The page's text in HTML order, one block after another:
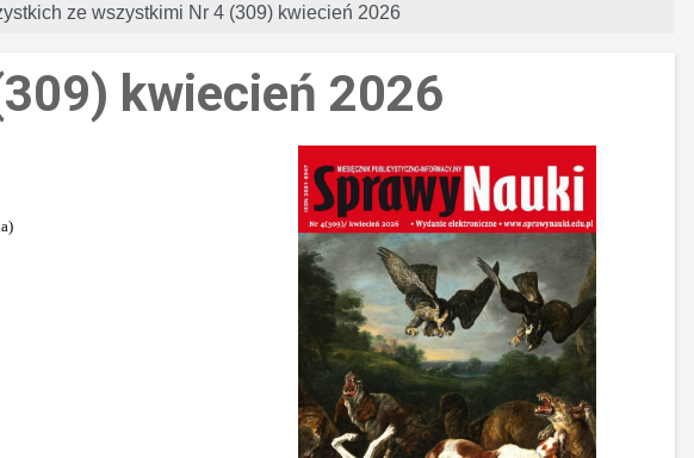
ze wszystkimi Nr 4 (309) kwiecień 2026
kwiecień 2026